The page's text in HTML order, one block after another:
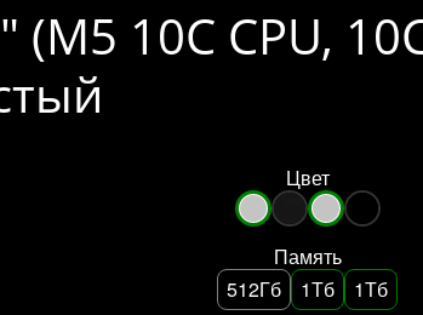
10C CPU,
Цвет
Память
512Гб
1Тб 1Тб